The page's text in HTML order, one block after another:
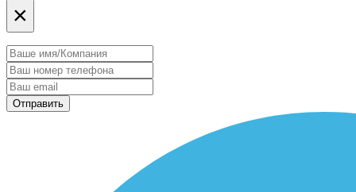
×
Отправить